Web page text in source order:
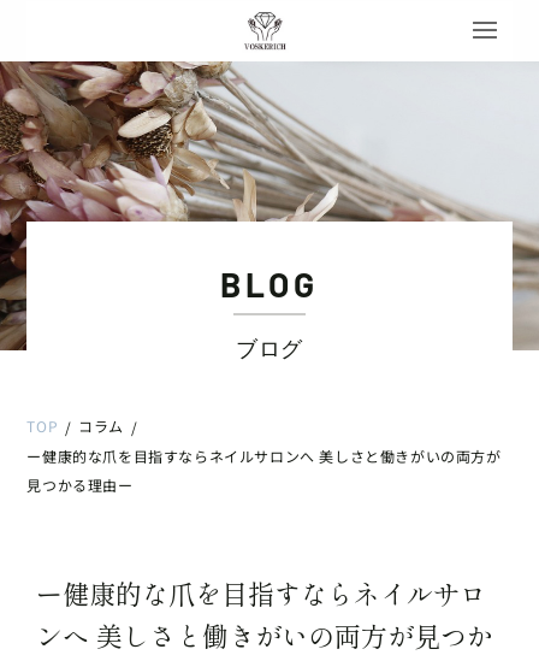
BLOG
ブログ
TOP / コラム /
ー健康的な爪を目指すならネイルサロンへ 美しさと働きがいの両方が
見つかる理由ー
ー健康的な爪を目指すならネイルサロ
ンへ 美しさと働きがいの両方が見つか